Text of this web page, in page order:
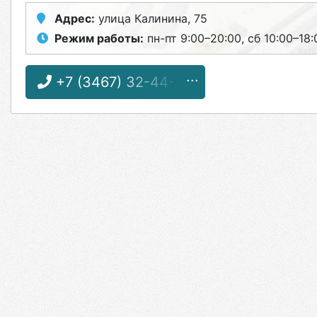
Адрес: улица Калинина, 75
Режим работы: пн-пт 9:00–20:00, сб
+7 (3467) 32-44-33